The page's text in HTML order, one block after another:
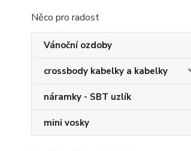
Něco pro radost
Vánoční ozdoby
crossbody kabelky a kabelky
náramky - SBT uzlík
mini vosky